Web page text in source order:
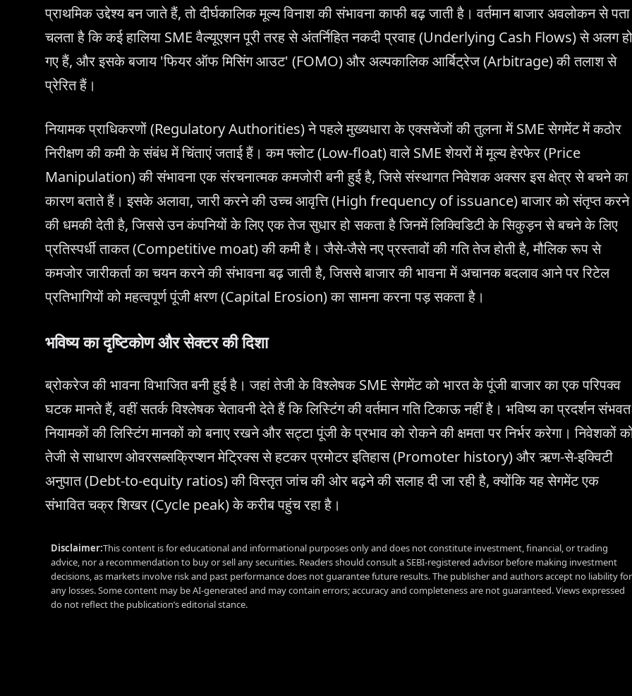
प्राथमिक उद्देश्य बन जाते हैं, तो दीर्घकालिक मूल्य विनाश की संभावना काफी बढ़ जाती है। वर्तमान बाजार अवलोकन से पता
चलता है कि कई हालिया SME वैल्यूएशन पूरी तरह से अंतर्निहित नकदी प्रवाह (Underlying Cash Flows) से अलग हो
गए हैं, और इसके बजाय 'फियर ऑफ मिसिंग आउट' (FOMO) और अल्पकालिक आर्बिट्रेज (Arbitrage) की तलाश से
प्रेरित हैं।
नियामक प्राधिकरणों (Regulatory Authorities) ने पहले मुख्यधारा के एक्सचेंजों की तुलना में SME सेगमेंट में कठोर
निरीक्षण की कमी के संबंध में चिंताएं जताई हैं। कम फ्लोट (Low-float) वाले SME शेयरों में मूल्य हेरफेर (Price
Manipulation) की संभावना एक संरचनात्मक कमजोरी बनी हुई है, जिसे संस्थागत निवेशक अक्सर इस क्षेत्र से बचने का
कारण बताते हैं। इसके अलावा, जारी करने की उच्च आवृत्ति (High frequency of issuance) बाजार को संतृप्त करने
की धमकी देती है, जिससे उन कंपनियों के लिए एक तेज सुधार हो सकता है जिनमें लिक्विडिटी के सिकुड़न से बचने के लिए
प्रतिस्पर्धी ताकत (Competitive moat) की कमी है। जैसे-जैसे नए प्रस्तावों की गति तेज होती है, मौलिक रूप से
कमजोर जारीकर्ता का चयन करने की संभावना बढ़ जाती है, जिससे बाजार की भावना में अचानक बदलाव आने पर रिटेल
प्रतिभागियों को महत्वपूर्ण पूंजी क्षरण (Capital Erosion) का सामना करना पड़ सकता है।
भविष्य का दृष्टिकोण और सेक्टर की दिशा
ब्रोकरेज की भावना विभाजित बनी हुई है। जहां तेजी के विश्लेषक SME सेगमेंट को भारत के पूंजी बाजार का एक परिपक्व
घटक मानते हैं, वहीं सतर्क विश्लेषक चेतावनी देते हैं कि लिस्टिंग की वर्तमान गति टिकाऊ नहीं है। भविष्य का प्रदर्शन
नियामकों की लिस्टिंग मानकों को बनाए रखने और सट्टा पूंजी के प्रभाव को रोकने की क्षमता पर निर्भर करेगा। निवेशकों
तेजी से साधारण ओवरसब्सक्रिप्शन मेट्रिक्स से हटकर प्रमोटर इतिहास (Promoter history) और ऋण-से-इक्विटी
अनुपात (Debt-to-equity ratios) की विस्तृत जांच की ओर बढ़ने की सलाह दी जा रही है, क्योंकि यह सेगमेंट एक
संभावित चक्र शिखर (Cycle peak) के करीब पहुंच रहा है।
Disclaimer:This content is for educational and informational purposes only and does not constitute investment, financial, or trading
advice, nor a recommendation to buy or sell any securities. Readers should consult a SEBI-registered advisor before making investment
decisions, as markets involve risk and past performance does not guarantee future results. The publisher and authors accept no liability for
any losses. Some content may be AI-generated and may contain errors; accuracy and completeness are not guaranteed. Views expressed
do not reflect the publication’s editorial stance.